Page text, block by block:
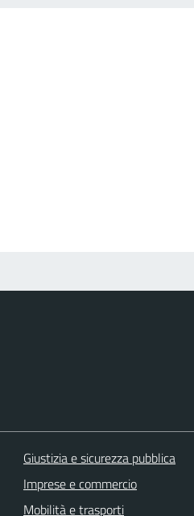
Giustizia e sicurezza pubblica
Imprese e commercio
Mobilità e trasporti